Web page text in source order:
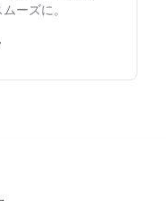
ーズに。